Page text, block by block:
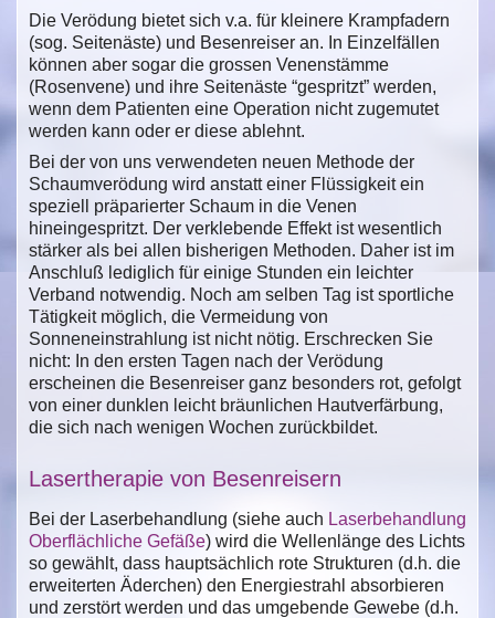
Die Verödung bietet sich v.a. für kleinere Krampfadern
(sog. Seitenäste) und Besenreiser an. In Einzelfällen
können aber sogar die grossen Venenstämme
(Rosenvene) und ihre Seitenäste “gespritzt” werden,
wenn dem Patienten eine Operation nicht zugemutet
werden kann oder er diese ablehnt.
Bei der von uns verwendeten neuen Methode der
Schaumverödung wird anstatt einer Flüssigkeit ein
speziell präparierter Schaum in die Venen
hineingespritzt. Der verklebende Effekt ist wesentlich
stärker als bei allen bisherigen Methoden. Daher ist im
Anschluß lediglich für einige Stunden ein leichter
Verband notwendig. Noch am selben Tag ist sportliche
Tätigkeit möglich, die Vermeidung von
Sonneneinstrahlung ist nicht nötig. Erschrecken Sie
nicht: In den ersten Tagen nach der Verödung
erscheinen die Besenreiser ganz besonders rot, gefolgt
von einer dunklen leicht bräunlichen Hautverfärbung,
die sich nach wenigen Wochen zurückbildet.
Lasertherapie von Besenreisern
Bei der Laserbehandlung (siehe auch Laserbehandlung
Oberflächliche Gefäße) wird die Wellenlänge des Lichts
so gewählt, dass hauptsächlich rote Strukturen (d.h. die
erweiterten Äderchen) den Energiestrahl absorbieren
und zerstört werden und das umgebende Gewebe (d.h.